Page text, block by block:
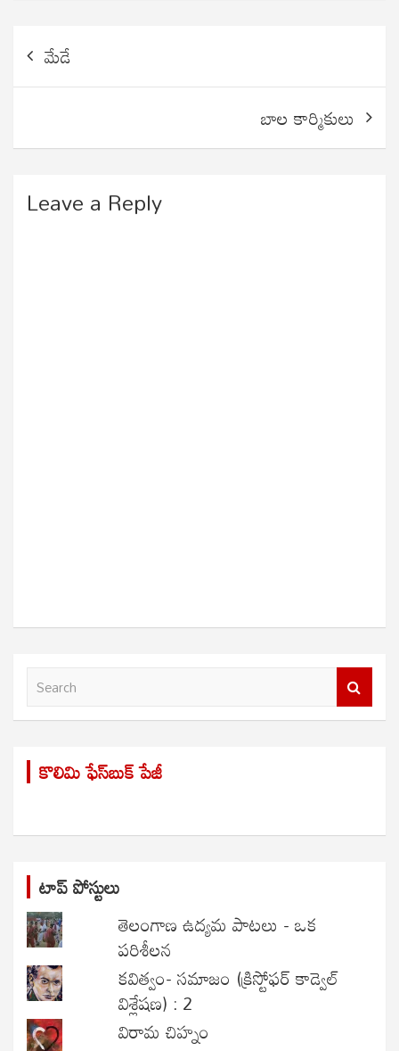
Post
navigation
మేడే
బాల కార్మికులు
Leave a Reply
a
r
c కొలిమి ఫేస్‌బుక్ పేజీ
టాప్ పోస్టులు
తెలంగాణ ఉద్యమ పాటలు - ఒక
పరిశీలన
కవిత్వం- సమాజం (క్రిస్టోఫర్ కాడ్వెల్
విశ్లేషణ) : 2
విరామ చిహ్నం